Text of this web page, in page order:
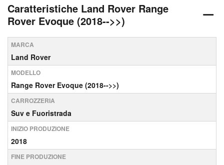
Caratteristiche Land Rover Range
Rover Evoque (2018-->>)
MARCA
Land Rover
MODELLO
Range Rover Evoque (2018-->>)
CARROZZERIA
Suv e Fuoristrada
INIZIO PRODUZIONE
2018
FINE PRODUZIONE